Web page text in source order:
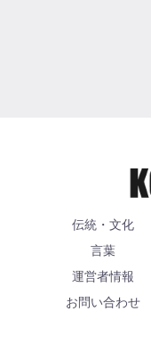
伝統・文化
言葉
運営者情報
お問い合わせ